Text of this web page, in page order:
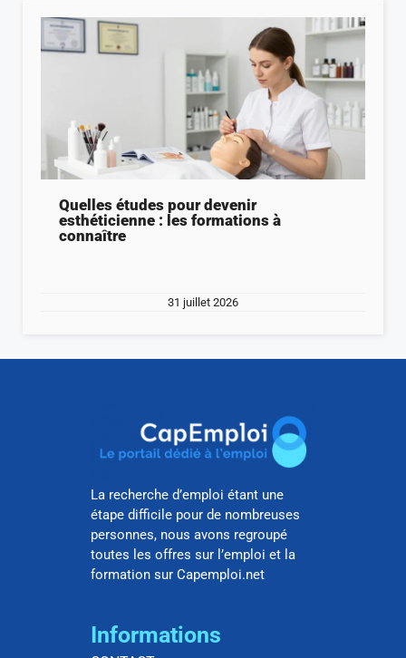
Quelles études pour devenir
esthéticienne : les formations à
connaître
31 juillet 2026
La recherche d’emploi étant une
étape difficile pour de nombreuses
personnes, nous avons regroupé
toutes les offres sur l’emploi et la
formation sur Capemploi.net
Informations